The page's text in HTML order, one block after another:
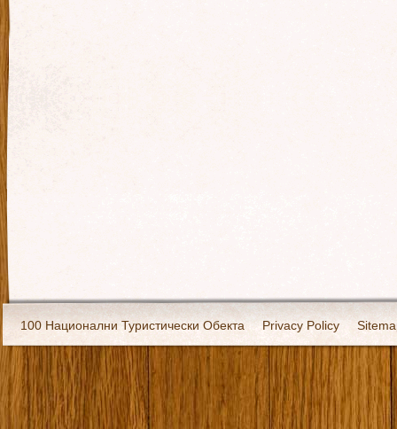
100 Национални Туристически Обекта Privacy Policy
Екипировка За нас Имало едно време Кивоторият.
Ковчега със светите мощи на Свети Григорий Каллидис